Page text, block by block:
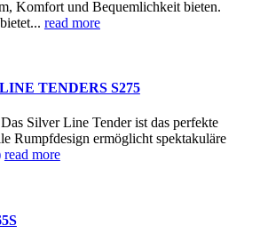
Komfort und Bequemlichkeit bieten.
read more
TENDERS S275
Silver Line Tender ist das perfekte
Rumpfdesign ermöglicht spektakuläre
read more